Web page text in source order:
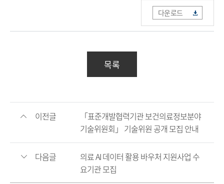
다운로드
목록
이전글
「표준개발협력기관 보건의료정보분야
기술위원회」 기술위원 공개 모집 안내
다음글
의료 AI 데이터 활용 바우처 지원사업 수
요기관 모집